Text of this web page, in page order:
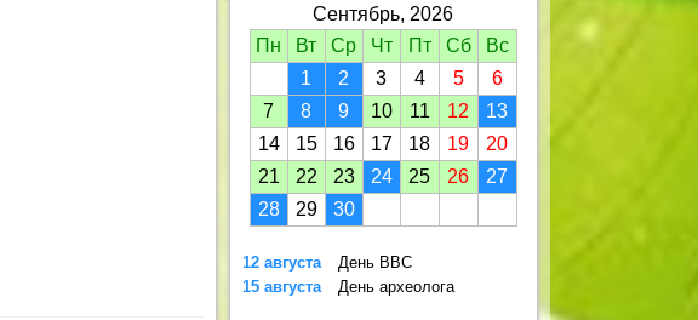
Сентябрь, 2026
Пн
Вт Ср Чт Пт Сб
Вс
1
2 3 4 5
6
7
8 9 10 11 12
13
14
15 16 17 18 19
20
21
22 23 24 25 26
27
28
29 30
12 августа
День ВВС
15 августа
День археолога